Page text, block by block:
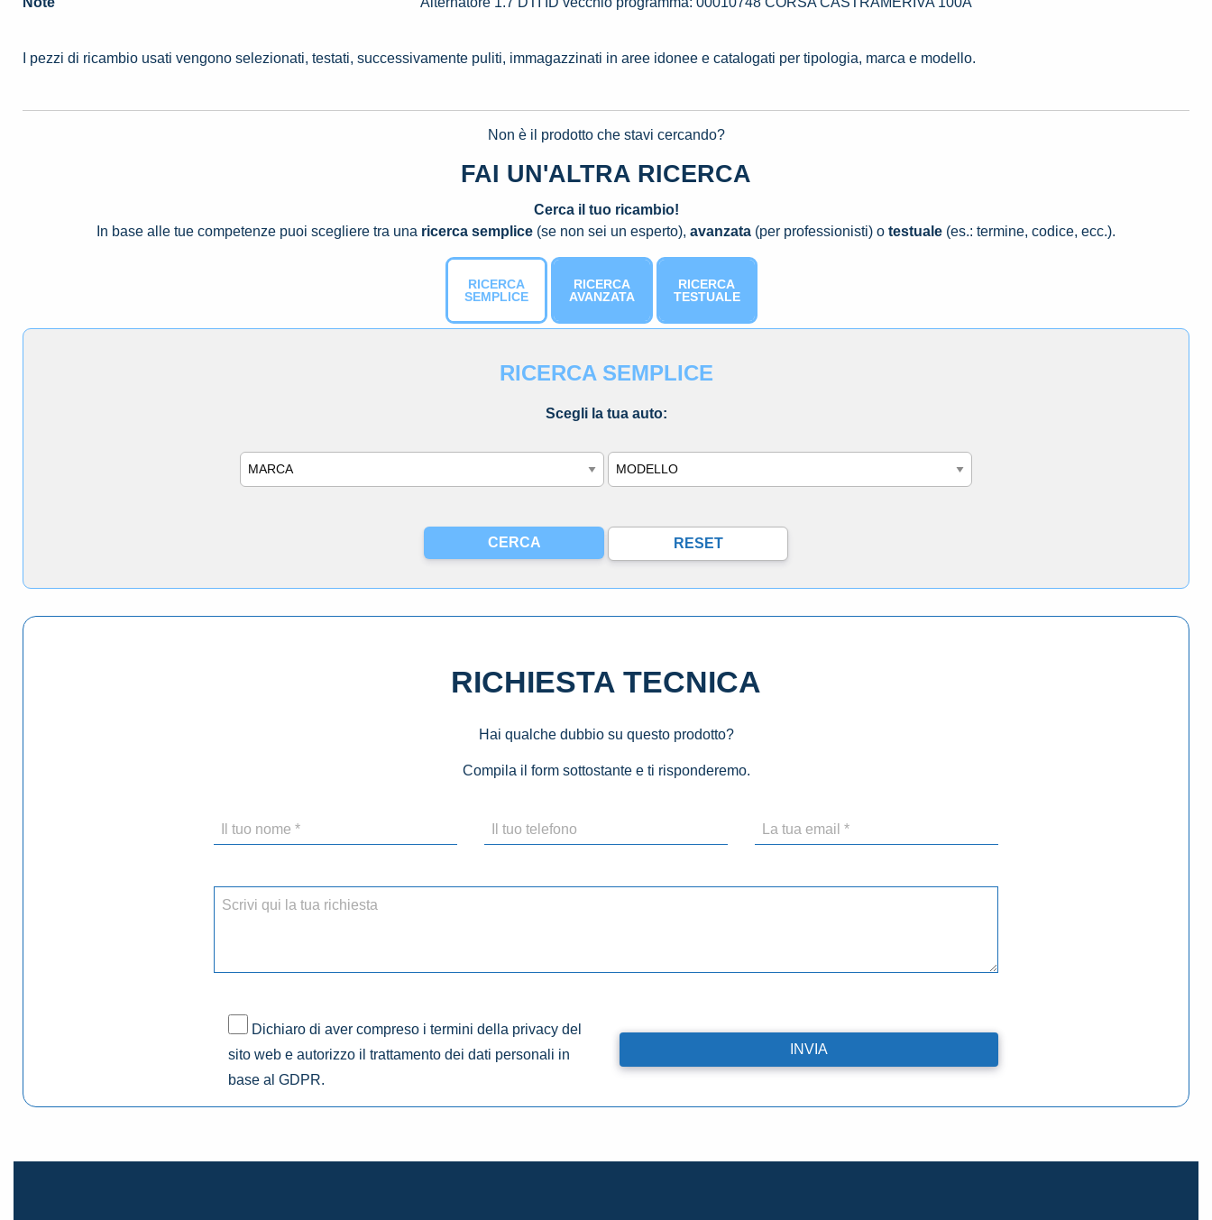
I pezzi di ricambio usati vengono selezionati, testati, successivamente puliti, immagazzinati in aree idonee e catalogati per tipologia, marca e modello.
Non è il prodotto che stavi cercando?
FAI UN'ALTRA RICERCA
Cerca il tuo ricambio!
In base alle tue competenze puoi scegliere tra una ricerca semplice (se non sei un esperto), avanzata (per professionisti) o testuale (es.: termine, codice, ecc.).
RICERCA
SEMPLICE
RICERCA
AVANZATA
RICERCA
TESTUALE
RICERCA SEMPLICE
Scegli la tua auto:
Marca Modello
RICHIESTA TECNICA
Hai qualche dubbio su questo prodotto?
Compila il form sottostante e ti risponderemo.
Dichiaro di aver compreso i termini della privacy del
sito web e autorizzo il trattamento dei dati personali in
base al GDPR.